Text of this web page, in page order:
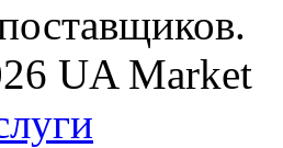
UA Market